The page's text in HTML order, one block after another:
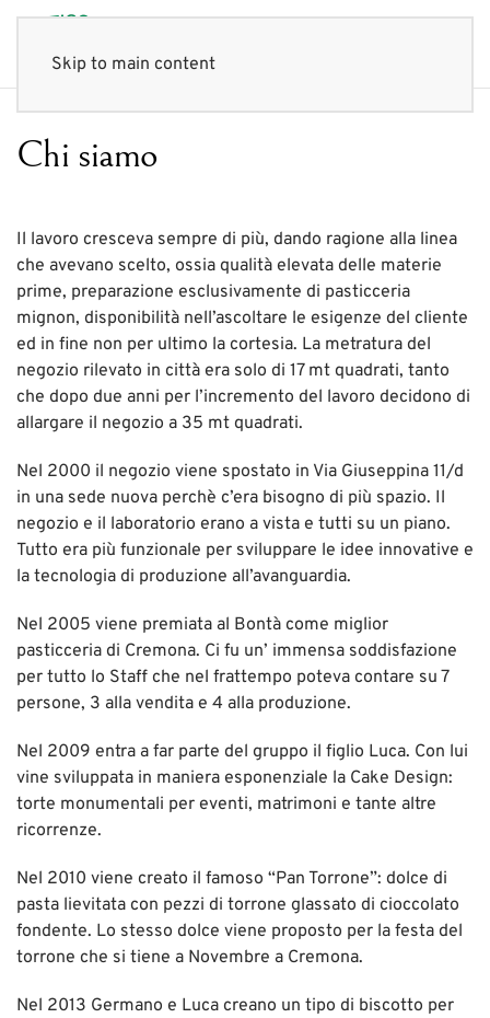
Skip to main content
Chi siamo
Il lavoro cresceva sempre di più, dando ragione alla linea
che avevano scelto, ossia qualità elevata delle materie
prime, preparazione esclusivamente di pasticceria
mignon, disponibilità nell’ascoltare le esigenze del cliente
ed in fine non per ultimo la cortesia. La metratura del
negozio rilevato in città era solo di 17 mt quadrati, tanto
che dopo due anni per l’incremento del lavoro decidono di
allargare il negozio a 35 mt quadrati.
Nel 2000 il negozio viene spostato in Via Giuseppina 11/d
in una sede nuova perchè c’era bisogno di più spazio. Il
negozio e il laboratorio erano a vista e tutti su un piano.
Tutto era più funzionale per sviluppare le idee innovative e
la tecnologia di produzione all’avanguardia.
Nel 2005 viene premiata al Bontà come miglior
pasticceria di Cremona. Ci fu un’ immensa soddisfazione
per tutto lo Staff che nel frattempo poteva contare su 7
persone, 3 alla vendita e 4 alla produzione.
Nel 2009 entra a far parte del gruppo il figlio Luca. Con lui
vine sviluppata in maniera esponenziale la Cake Design:
torte monumentali per eventi, matrimoni e tante altre
ricorrenze.
Nel 2010 viene creato il famoso “Pan Torrone”: dolce di
pasta lievitata con pezzi di torrone glassato di cioccolato
fondente. Lo stesso dolce viene proposto per la festa del
torrone che si tiene a Novembre a Cremona.
Nel 2013 Germano e Luca creano un tipo di biscotto per